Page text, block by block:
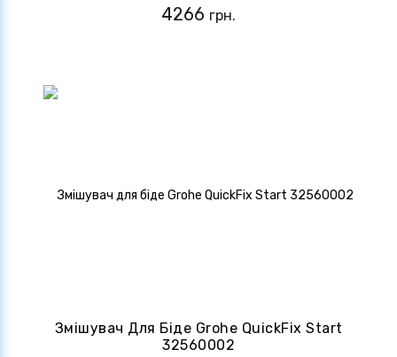
4266 грн.
Змішувач Для Біде Grohe QuickFix Start
32560002